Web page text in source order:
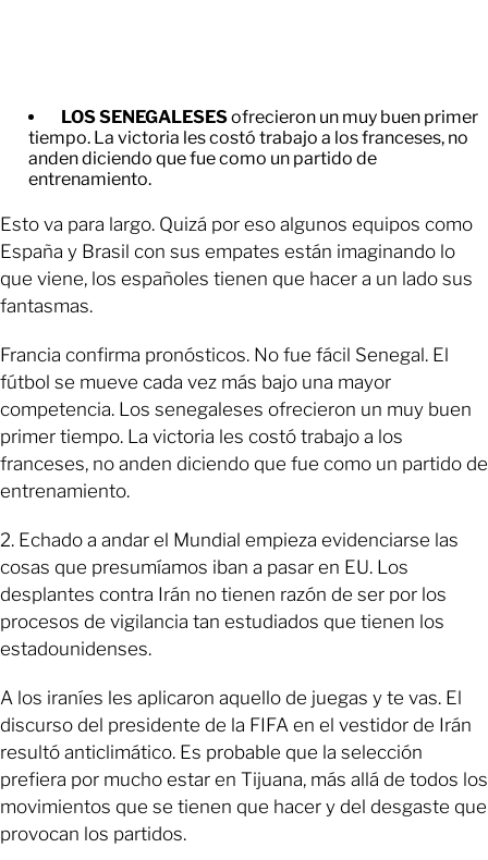
LOS SENEGALESESofrecieron un muy buen primer
tiempo. La victoria les costó trabajo a los franceses, no
anden diciendo que fue como un partido de
entrenamiento.
Esto va para largo. Quizá por eso algunos equipos como
España y Brasil con sus empates están imaginando lo
que viene, los españoles tienen que hacer a un lado sus
fantasmas.
Francia confirma pronósticos. No fue fácil Senegal. El
fútbol se mueve cada vez más bajo una mayor
competencia. Los senegaleses ofrecieron un muy buen
primer tiempo. La victoria les costó trabajo a los
franceses, no anden diciendo que fue como un partido de
entrenamiento.
2. Echado a andar el Mundial empieza evidenciarse las
cosas que presumíamos iban a pasar en EU. Los
desplantes contra Irán no tienen razón de ser por los
procesos de vigilancia tan estudiados que tienen los
estadounidenses.
A los iraníes les aplicaron aquello de juegas y te vas. El
discurso del presidente de la FIFA en el vestidor de Irán
resultó anticlimático. Es probable que la selección
prefiera por mucho estar en Tijuana, más allá de todos los
movimientos que se tienen que hacer y del desgaste que
provocan los partidos.